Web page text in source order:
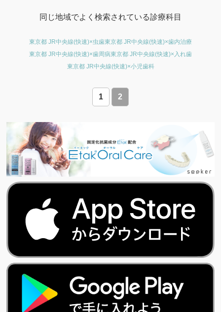
同じ地域でよく検索されている診療科目
東京都 JR中央線(快速)×虫歯東京都 JR中央線(快速)×歯内治療
東京都 JR中央線(快速)×歯周病東京都 JR中央線(快速)×入れ歯
東京都 JR中央線(快速)×小児歯科
1 2